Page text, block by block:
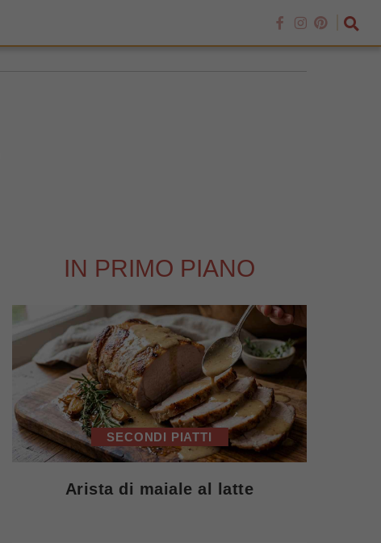
IN PRIMO PIANO
SECONDI PIATTI
Arista di maiale al latte